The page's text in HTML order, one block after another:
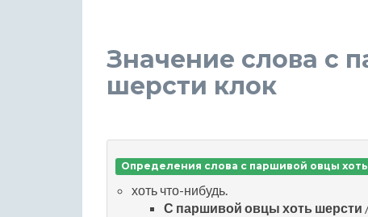
Значение слова с
шерсти клок
Определения слова с паршивой овцы
хоть что-нибудь.
С паршивой овцы хоть шерсти